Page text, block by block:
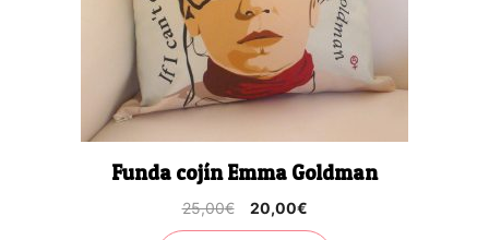
Funda cojín Emma Goldman
25,00€
El
precio
20,00€El
precio